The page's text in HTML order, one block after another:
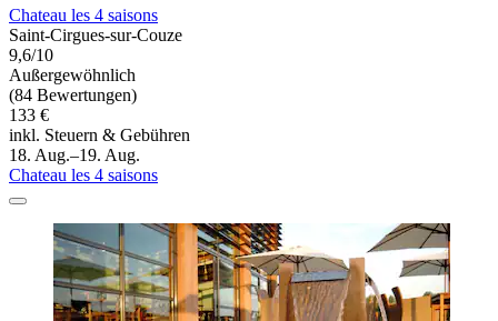
Chateau les 4 saisons
Saint-Cirgues-sur-Couze
9,6/10
Außergewöhnlich
(84 Bewertungen)
133 €
inkl. Steuern & Gebühren
18. Aug.–19. Aug.
Chateau les 4 saisons